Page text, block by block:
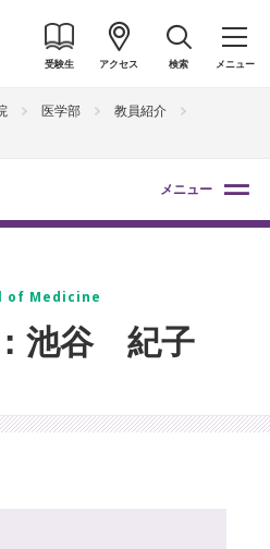
受験生 アクセス 検索 メニュー
医学部
教員紹介
メニュー
of Medicine
池谷 紀子